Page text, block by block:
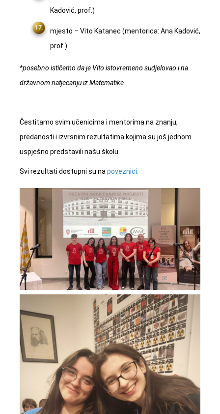
Kadović, prof.)
mjesto – Vito Katanec (mentorica: Ana Kadović,
prof.)
*posebno ističemo da je Vito istovremeno sudjelovao i na
državnom natjecanju iz Matematike
Čestitamo svim učenicima i mentorima na znanju,
predanosti i izvrsnim rezultatima kojima su još jednom
uspješno predstavili našu školu.
Svi rezultati dostupni su na poveznici.